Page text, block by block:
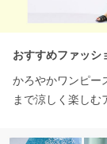
おすすめファッシ
かろやかワンピー
まで涼しく楽しむ